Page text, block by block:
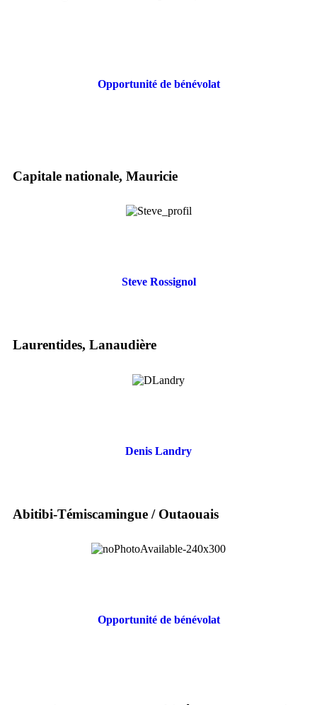
Opportunité de bénévolat
Capitale nationale, Mauricie
Steve Rossignol
Laurentides, Lanaudière
Denis Landry
Abitibi-Témiscamingue / Outaouais
Opportunité de bénévolat